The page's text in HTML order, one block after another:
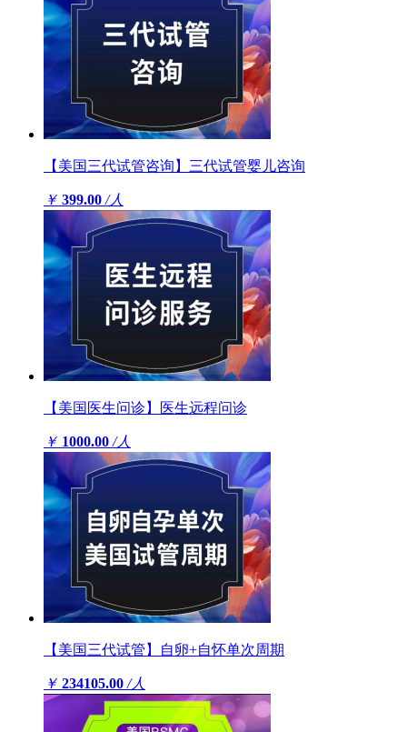
【美国三代试管咨询】三代试管婴儿咨询
￥ 399.00 /人
【美国医生问诊】医生远程问诊
￥ 1000.00 /人
【美国三代试管】自卵+自怀单次周期
￥ 234105.00 /人